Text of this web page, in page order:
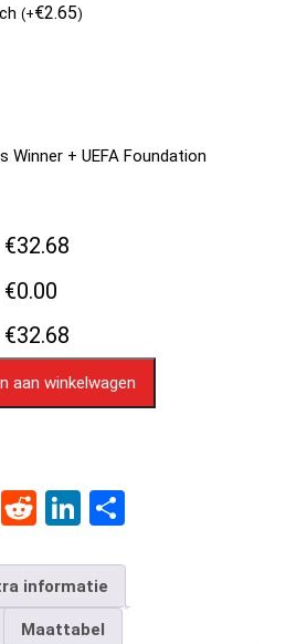
(+€2.65)
Winner + UEFA Foundation
€32.68
€0.00
€32.68
aan winkelwagen
Pi R
d
di
Li
ke
dI
e
n
informatie
Maattabel